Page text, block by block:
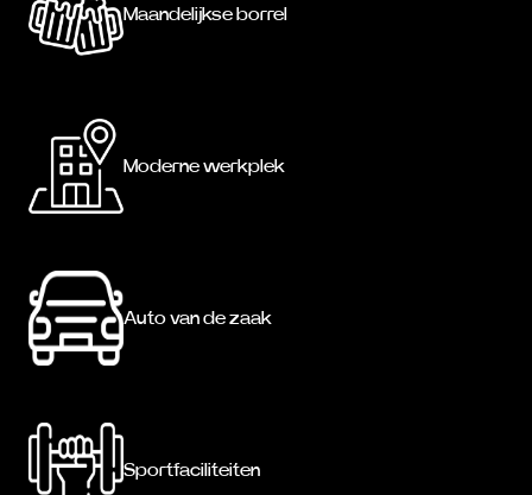
Maandelijkse borrel
Moderne werkplek
Auto van de zaak
Sportfaciliteiten